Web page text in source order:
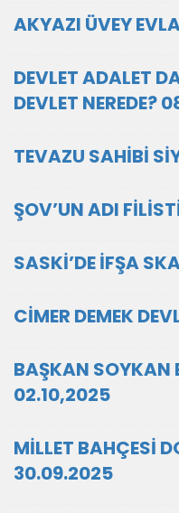
AKYAZI ÜVEY
DEVLET ADALET
DEVLET NEREDE?
TEVAZU SAHİBİ
ŞOV’UN ADI
SASKİ’DE İFŞA
CİMER DEMEK
BAŞKAN SOYKAN
02.10,2025
MİLLET BAHÇESİ
30.09.2025